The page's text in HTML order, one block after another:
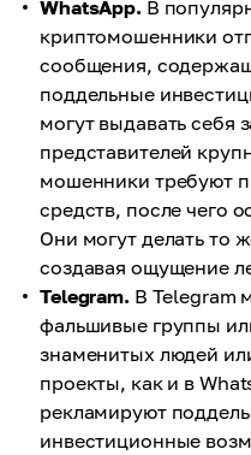
WhatsApp. В
криптомошенники
сообщения,
поддельные
могут выдавать себя
представителей
мошенники требуют
средств, после чего
Они могут делать то
создавая ощущение
Telegram. В Telegram
фальшивые группы
знаменитых людей
проекты, как и в
рекламируют
инвестиционные